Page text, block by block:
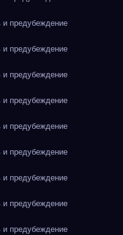
предубеждение
предубеждение
предубеждение
предубеждение
предубеждение
предубеждение
предубеждение
предубеждение
предубеждение